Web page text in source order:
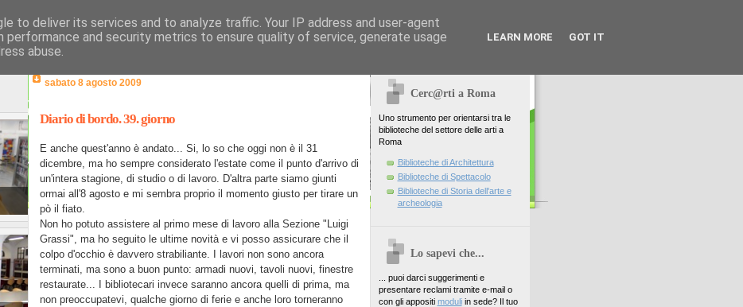
sabato 8 agosto 2009
Diario di bordo. 39. giorno
E anche quest'anno è andato... Si, lo so che oggi non è il 31
dicembre, ma ho sempre considerato l'estate come il punto d'arrivo di
un'intera stagione, di studio o di lavoro. D'altra parte siamo giunti
ormai all'8 agosto e mi sembra proprio il momento giusto per tirare un
pò il fiato.
Non ho potuto assistere al primo mese di lavoro alla Sezione "Luigi
Grassi", ma ho seguito le ultime novità e vi posso assicurare che il
colpo d'occhio è davvero strabiliante. I lavori non sono ancora
terminati, ma sono a buon punto: armadi nuovi, tavoli nuovi, finestre
restaurate... I bibliotecari invece saranno ancora quelli di prima, ma
non preoccupatevi, qualche giorno di ferie e anche loro torneranno
Cerc@rti a Roma
Uno strumento per orientarsi tra le
biblioteche del settore delle arti a
Roma
Biblioteche di Architettura
Biblioteche di Spettacolo
Biblioteche di Storia dell'arte e
archeologia
Lo sapevi che...
... puoi darci suggerimenti e
presentare reclami tramite e-mail o
con gli appositi moduliin sede? Il tuo
to deliver its services and to analyze traffic. Your IP address and user-agent
performance and security metrics to ensure quality of service, generate usage
abuse.
LEARN MORE GOT IT